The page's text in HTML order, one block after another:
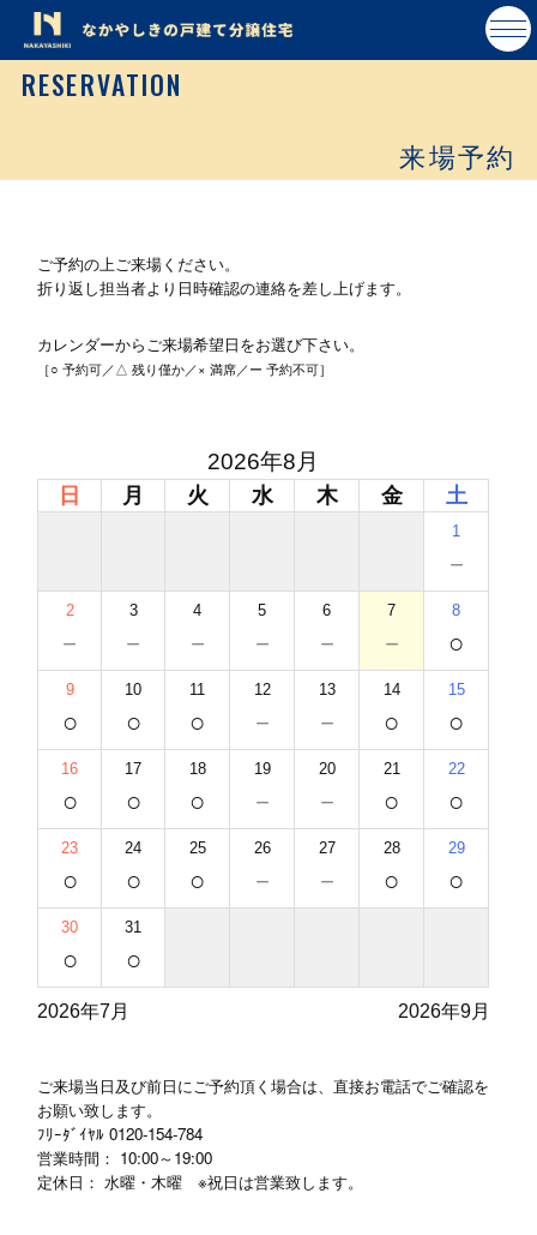
RESERVATION
来場予約
ご予約の上ご来場ください。
折り返し担当者より日時確認の連絡を差し上げます。
カレンダーからご来場希望日をお選び下さい。
［○ 予約可／△ 残り僅か／× 満席／ー 予約不可］
2026年8月
日 月 火 水 木 金 土
1
－
2
－
3
－
4
－
5
－
6
－
7
－
8
○
9
○
10
○
11
○
12
－
13
－
14
○
15
○
16
○
17
○
18
○
19
－
20
－
21
○
22
○
23
○
24
○
25
○
26
－
27
－
28
○
29
○
30
○
31
○
2026年7月 2026年9月
ご来場当日及び前日にご予約頂く場合は、直接お電話でご確認を
お願い致します。
ﾌﾘｰﾀﾞｲﾔﾙ0120-154-784
営業時間： 10:00～19:00
定休日： 水曜・木曜 ※祝日は営業致します。